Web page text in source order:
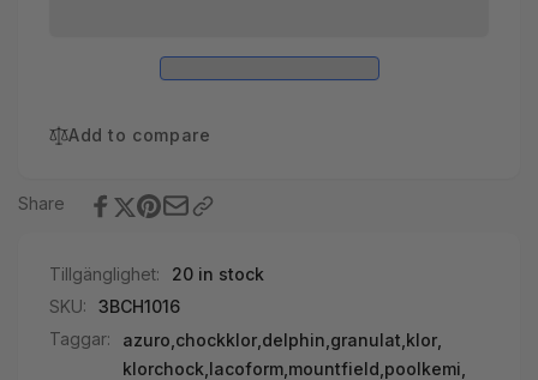
Snabbverkande
klor
poolrengöring
Snabbverkande
för
Add to compare
Share
Tillgänglighet:
20 in stock
SKU:
3BCH1016
Taggar:
azuro chockklor delphin granulat klor
klorchock lacoform mountfield poolkemi